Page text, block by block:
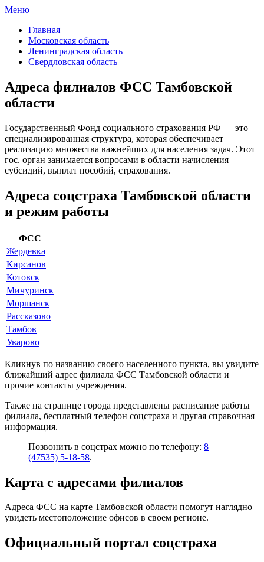
Меню
Главная
Московская область
Ленинградская область
Свердловская область
Адреса филиалов ФСС Тамбовской
области
Государственный Фонд социального страхования РФ — это
специализированная структура, которая обеспечивает
реализацию множества важнейших для населения задач. Этот
гос. орган занимается вопросами в области начисления
субсидий, выплат пособий, страхования.
Адреса соцстраха Тамбовской области
и режим работы
ФСС
Жердевка
Кирсанов
Котовск
Мичуринск
Моршанск
Рассказово
Тамбов
Уварово
Кликнув по названию своего населенного пункта, вы увидите
ближайший адрес филиала ФСС Тамбовской области и
прочие контакты учреждения.
Также на странице города представлены расписание работы
филиала, бесплатный телефон соцстраха и другая справочная
информация.
Позвонить в соцстрах можно по телефону: 8
(47535) 5-18-58.
Карта с адресами филиалов
Адреса ФСС на карте Тамбовской области помогут наглядно
увидеть местоположение офисов в своем регионе.
Официальный портал соцстраха